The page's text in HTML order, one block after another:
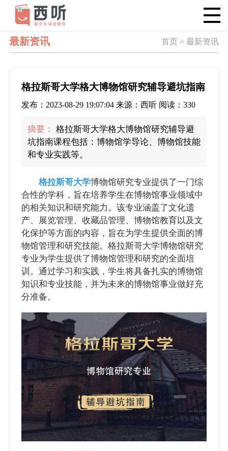
最新资讯 首页 > 最新资讯
格拉斯哥大学格大博物馆研究辅导避坑指南
发布：2023-08-29 19:07:04 来源：西听 阅读：330
摘要：
格拉斯哥大学格大博物馆研究辅导避
坑指南课程包括：博物馆学导论、博物馆技能
和专业实践等。
格拉斯哥大学博物馆研究专业提供了一门综
合性的学科，旨在培养学生在博物馆事业领域中
的相关知识和研究能力。该专业涵盖了文化遗
产、展览管理、收藏品管理、博物馆教育以及文
化保护等方面的内容，旨在为学生提供全面的博
物馆管理和研究技能。格拉斯哥大学博物馆研究
专业为学生提供了博物馆管理和研究的全面培
训。通过学习和实践，学生将具备扎实的博物馆
知识和专业技能，并为未来的博物馆事业做好充
分准备。